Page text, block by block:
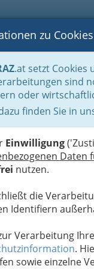
BLOGS F
zu
.at setzt Cookies
sind
oder
finden Sie in
Einwilligung
Daten
nutzen.
die
Identifiern
Verarbeitung
.
sowie einzelne
Der Handel nach WKO-